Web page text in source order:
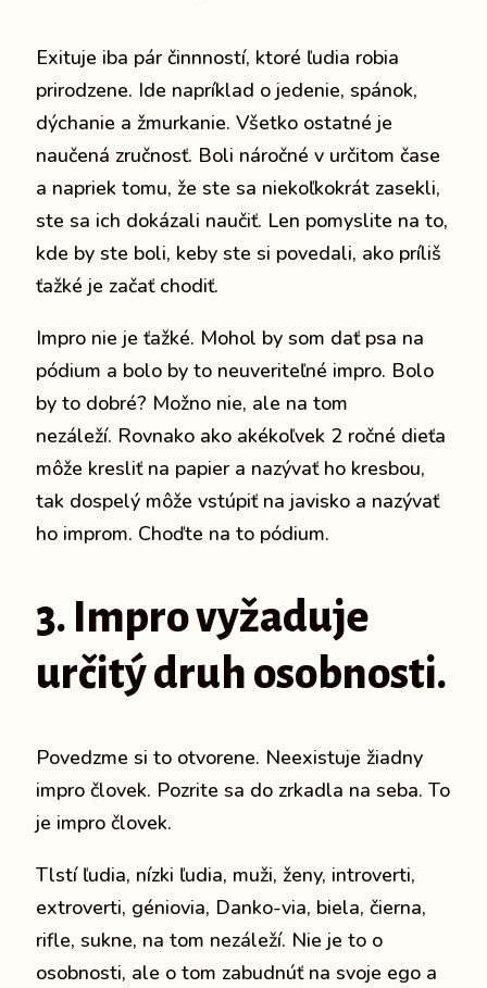
Exituje iba pár činnností, ktoré ľudia robia
prirodzene. Ide napríklad o jedenie, spánok,
dýchanie a žmurkanie. Všetko ostatné je
naučená zručnosť. Boli náročné v určitom čase
a napriek tomu, že ste sa niekoľkokrát zasekli,
ste sa ich dokázali naučiť. Len pomyslite na to,
kde by ste boli, keby ste si povedali, ako príliš
ťažké je začať chodiť.
Impro nie je ťažké. Mohol by som dať psa na
pódium a bolo by to neuveriteľné impro. Bolo
by to dobré? Možno nie, ale na tom
nezáleží. Rovnako ako akékoľvek 2 ročné dieťa
môže kresliť na papier a nazývať ho kresbou,
tak dospelý môže vstúpiť na javisko a nazývať
ho improm. Choďte na to pódium.
3. Impro vyžaduje
určitý druh osobnosti.
Povedzme si to otvorene. Neexistuje žiadny
impro človek. Pozrite sa do zrkadla na seba. To
je impro človek.
Tlstí ľudia, nízki ľudia, muži, ženy, introverti,
extroverti, géniovia, Danko-via, biela, čierna,
rifle, sukne, na tom nezáleží. Nie je to o
osobnosti, ale o tom zabudnúť na svoje ego a